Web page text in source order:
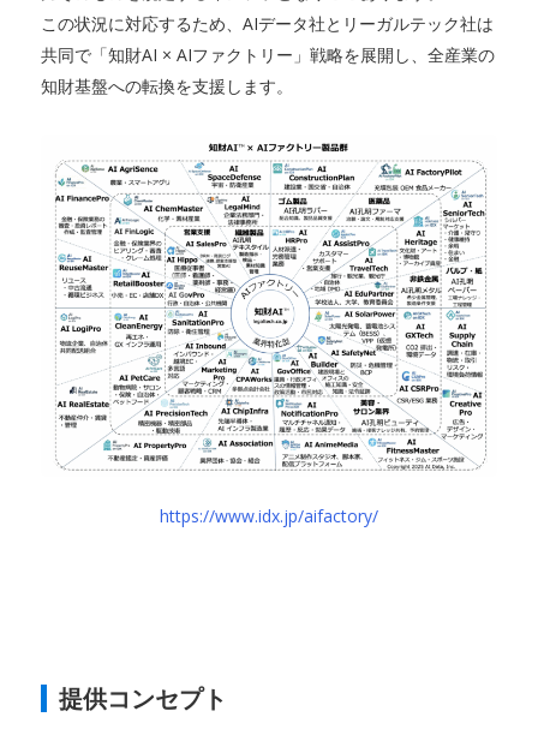
この状況に対応するため、AIデータ社とリーガルテック社は
共同で「知財AI × AIファクトリー」戦略を展開し、全産業の
知財基盤への転換を支援します。
https://www.idx.jp/aifactory/
提供コンセプト